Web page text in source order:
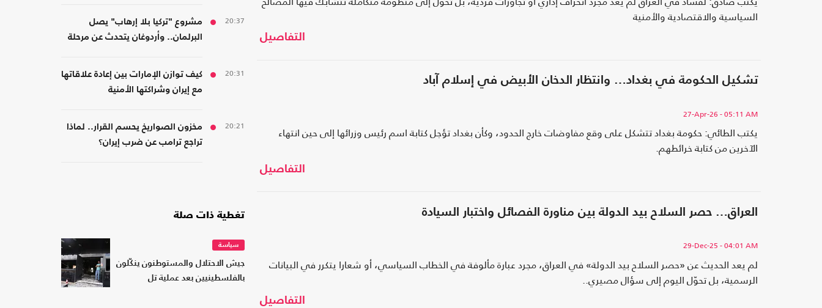
السياسية والاقتصادية والأمنية
التفاصيل
تشكيل الحكومة في بغداد… وانتظار الدخان الأبيض في إسلام آباد
27-Apr-26 - 05:11 AM
يكتب الطائي: حكومة بغداد تتشكل على وقع مفاوضات خارج الحدود، وكأن بغداد تؤجل كتابة اسم رئيس وزرائها إلى حين انتهاء
الآخرين من كتابة خرائطهم.
التفاصيل
العراق… حصر السلاح بيد الدولة بين مناورة الفصائل واختبار السيادة
29-Dec-25 - 04:01 AM
لم يعد الحديث عن «حصر السلاح بيد الدولة» في العراق، مجرد عبارة مألوفة في الخطاب السياسي، أو شعارا يتكرر في البيانات
الرسمية، بل تحوّل اليوم إلى سؤال مصيري..
التفاصيل
20:37
مشروع "تركيا بلا إرهاب" يصل
البرلمان.. وأردوغان يتحدث عن مرحلة
20:31
كيف توازن الإمارات بين إعادة علاقاتها
مع إيران وشراكتها الأمنية
20:21
مخزون الصواريخ يحسم القرار.. لماذا
تراجع ترامب عن ضرب إيران؟
تغطية ذات صلة
سياسة
جيش الاحتلال والمستوطنون ينكّلون
بالفلسطينيين بعد عملية تل